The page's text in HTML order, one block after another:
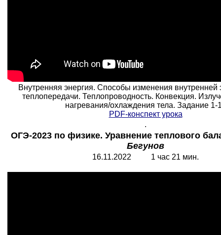
Внутренняя энергия. Способы изменения внутренней
теплопередачи. Теплопроводность. Конвекция.
нагревания/охлаждения тела. Задание 1-
PDF-конспект урока
.
ОГЭ-2023 по физике. Уравнение теплового
Бегунов
16.11.2022 1 час 21 мин.